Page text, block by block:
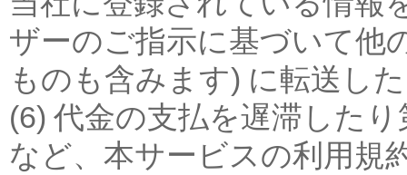
ザーのご指示に基づいて他
ものも含みます) に転送し
(6) 代金の支払を遅滞した
など、本サービスの利用規